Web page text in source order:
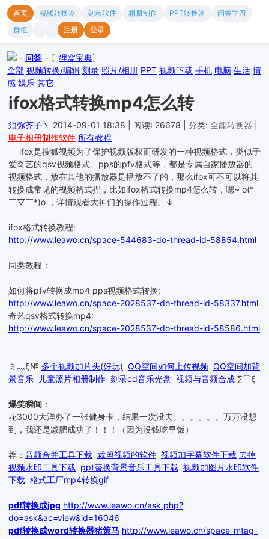
首页 视频转换器 刻录软件 相册制作 PPT转换器
问答学习
群组
注册 登录
- 问答 - 〖 狸窝宝典〗
全部 视频转换/编辑 刻录 照片/相册 PPT 视频下载 手机 电脑 生活 情
感 娱乐 其它
ifox格式转换mp4怎么转
须弥芥子丶 2014-09-01 18:38 阅读: 26678 分类: 全能转换器
电子相册制作软件 所有教程
ifox是搜狐视频为了保护视频版权而研发的一种视频格式，类似于
爱奇艺的qsv视频格式、pps的pfv格式等，都是专属自家播放器的
视频格式，放在其他的播放器是播放不了的，那么ifox可不可以将其
转换成常见的视频格式捏，比如ifox格式转换mp4怎么转，嗯~ o(*
￣▽￣*)o ，详情观看大神们的操作过程。↓
ifox格式转换教程:
http://www.leawo.cn/space-544683-do-thread-id-58854.html
同类教程：
如何将pfv转换成mp4 pps视频格式转换:
http://www.leawo.cn/space-2028537-do-thread-id-58337.html
奇艺qsv格式转换mp4:
http://www.leawo.cn/space-2028537-do-thread-id-58586.html
ミ灬ξ№ 多个视频加片头(好玩) QQ空间如何上传视频 QQ空间加背
景音乐
儿童照片相册制作 刻录cd音乐光盘 视频与音频合成 ∑⌒ξ
爆笑瞬间 ：
花3000大洋办了一张健身卡，结果一次没去。。。。。。万万没想
到，我还是减肥成功了！！！（因为没钱吃早饭）
荐： 音频合并工具下载 裁剪视频的软件 视频加字幕软件下载 去掉
视频水印工具下载 ppt替换背景音乐工具下载 视频加图片水印软件
下载 格式工厂mp4转换gif
pdf转换成jpg http://www.leawo.cn/ask.php?
do=ask&ac=view&id=16046
pdf转换成word转换器猪策马 http://www.leawo.cn/space-mtag-